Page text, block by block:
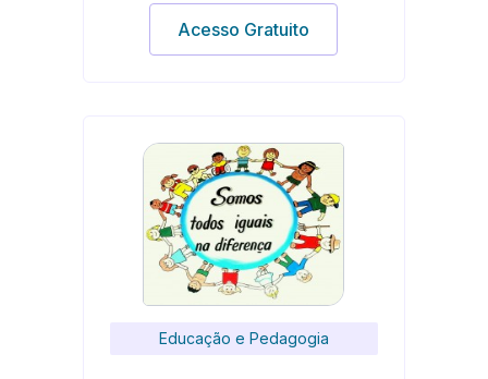
Acesso Gratuito
Educação e Pedagogia